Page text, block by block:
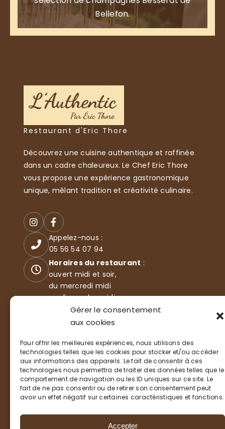
Gérer le consentement
aux cookies
Pour offrir les meilleures expériences, nous utilisons des
technologies telles que les cookies pour stocker et/ou accéder
aux informations des appareils. Le fait de consentir à ces
technologies nous permettra de traiter des données telles que le
comportement de navigation ou les ID uniques sur ce site. Le
fait de ne pas consentir ou de retirer son consentement peut
avoir un effet négatif sur certaines caractéristiques et fonctions.
Accepter
Bellefon.
Restaurant d'Eric Thore
Découvrez une cuisine authentique et raffinée
dans un cadre chaleureux. Le Chef Eric Thore
vous propose une expérience gastronomique
unique, mêlant tradition et créativité culinaire.
Appelez-nous :
05 56 54 07 94
Horaires du restaurant :
ouvert midi et soir,
du mercredi midi
au dimanche midi
35 Boulevard de l'océan
33115 LA TESTE-DE-BUCH
L'AUTHENTIC